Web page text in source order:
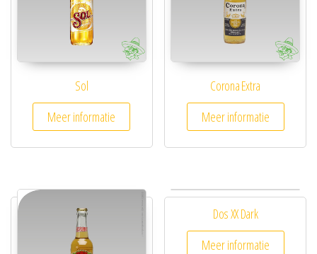
Sol
Meer informatie
Corona Extra
Meer informatie
Dos XX Dark
Meer informatie